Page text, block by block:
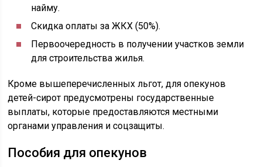
найму.
Скидка оплаты за ЖКХ (50%).
Первоочередность в получении участков земли
для строительства жилья.
Кроме вышеперечисленных льгот, для опекунов
детей-сирот предусмотрены государственные
выплаты, которые предоставляются местными
органами управления и соцзащиты.
Пособия для опекунов